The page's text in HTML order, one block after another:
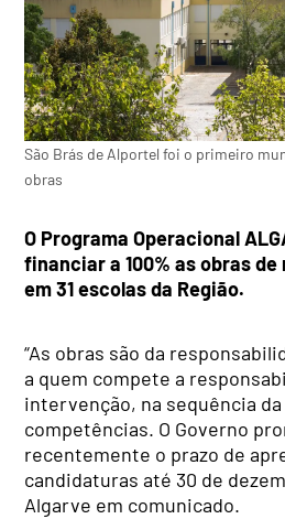
São Brás de Alportel foi o primeiro
obras
O Programa Operacional
financiar a 100% as obras
em 31 escolas da Região.
“As obras são da
a quem compete a
intervenção, na sequência
competências. O Governo
recentemente o prazo de
candidaturas até 30 de
Algarve em comunicado.